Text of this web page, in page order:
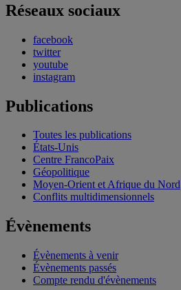
Réseaux sociaux
facebook
twitter
youtube
instagram
Publications
Toutes les publications
États-Unis
Centre FrancoPaix
Géopolitique
Moyen-Orient et Afrique du Nord
Conflits multidimensionnels
Évènements
Évènements à venir
Évènements passés
Compte rendu d'évènements